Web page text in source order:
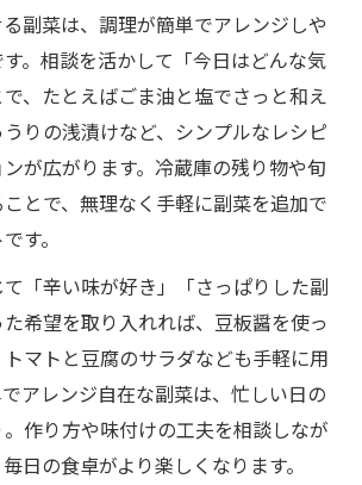
副菜は、調理が簡単でアレンジしや
。相談を活かして「今日はどんな気
、たとえばごま油と塩でさっと和え
りの浅漬けなど、シンプルなレシピ
が広がります。冷蔵庫の残り物や旬
とで、無理なく手軽に副菜を追加で
す。
「辛い味が好き」「さっぱりした副
希望を取り入れれば、豆板醤を使っ
マトと豆腐のサラダなども手軽に用
アレンジ自在な副菜は、忙しい日の
作り方や味付けの工夫を相談しなが
日の食卓がより楽しくなります。